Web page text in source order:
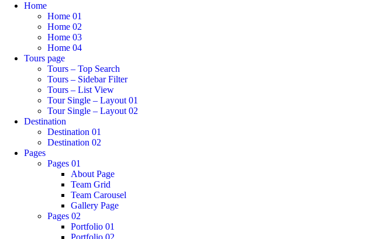
Home
Home 01
Home 02
Home 03
Home 04
Tours page
Tours – Top Search
Tours – Sidebar Filter
Tours – List View
Tour Single – Layout 01
Tour Single – Layout 02
Destination
Destination 01
Destination 02
Pages
Pages 01
About Page
Team Grid
Team Carousel
Gallery Page
Pages 02
Portfolio 01
Portfolio 02